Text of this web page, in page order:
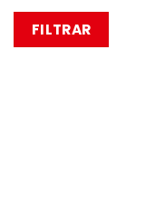
FILTRAR